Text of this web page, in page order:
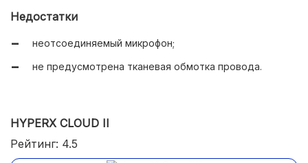
хороший микрофон;
глубокие басы;
Недостатки
неотсоединяемый микрофон;
не предусмотрена тканевая обмотка провода.
HYPERX CLOUD II
Рейтинг: 4.5